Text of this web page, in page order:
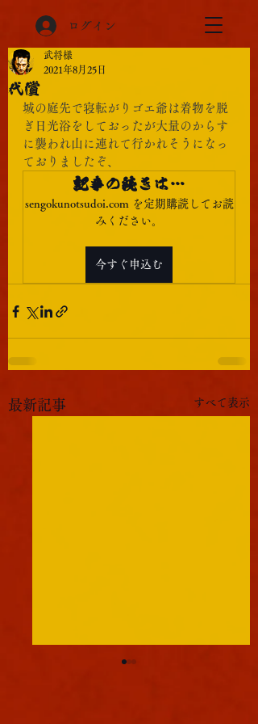
ログイン
代償
武将様
2021年8月25日
城の庭先で寝転がりゴエ爺は着物を脱
ぎ日光浴をしておったが大量のからす
に襲われ山に連れて行かれそうになっ
ておりましたぞ、
記事の続きは…
sengokunotsudoi.com を定期購読してお読
みください。
今すぐ申込む
最新記事 すべて表示